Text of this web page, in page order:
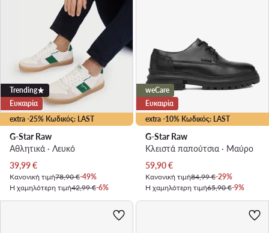
extra -25% Κωδικός: LAST
Trending
Ευκαιρία
G-Star Raw
Αθλητικά · Λευκό
Τρέχουσα τιμή
39,99€
Κανονική τιμή78,90 €-49%
Η χαμηλότερη τιμή42,99 €-6%
extra -10% Κωδικός: LAST
weCare
Ευκαιρία
G-Star Raw
Κλειστά παπούτσια · Μαύρο
Τρέχουσα τιμή
59,90€
Κανονική τιμή84,99 €-29%
Η χαμηλότερη τιμή65,90 €-9%